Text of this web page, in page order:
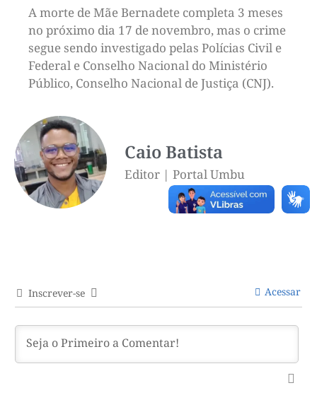
A morte de Mãe Bernadete completa 3 meses
no próximo dia 17 de novembro, mas o crime
segue sendo investigado pelas Polícias Civil e
Federal e Conselho Nacional do Ministério
Público, Conselho Nacional de Justiça (CNJ).
Caio Batista
Editor | Portal Umbu
Inscrever-se Acessar